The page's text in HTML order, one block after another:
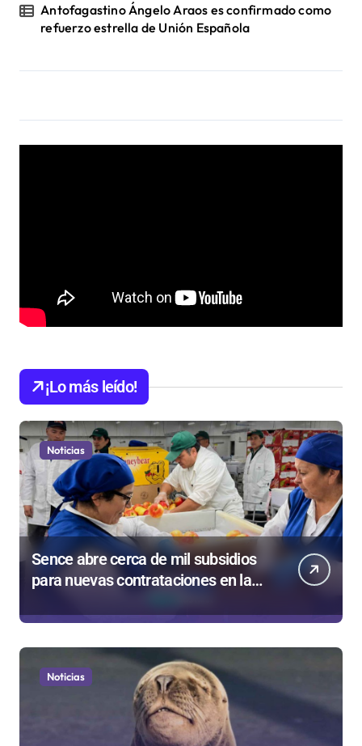
Antofagastino Ángelo Araos es confirmado como
refuerzo estrella de Unión Española
¡Lo más leído!
Noticias
Sence abre cerca de mil subsidios
para nuevas contrataciones en la
Noticias